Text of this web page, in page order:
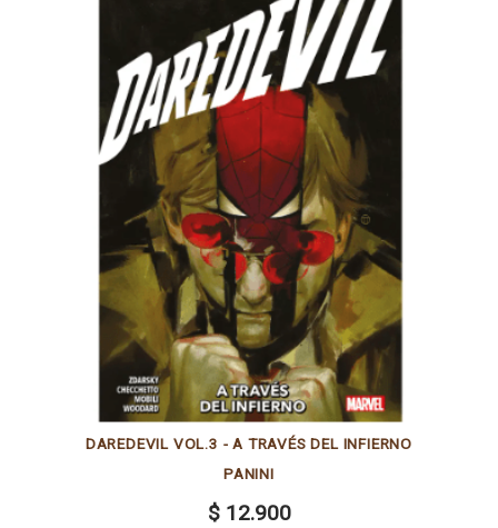
DAREDEVIL VOL.3 - A TRAVÉS DEL INFIERNO
PANINI
$ 12.900